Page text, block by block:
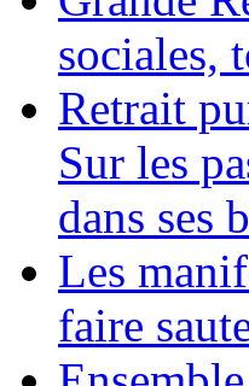
sociales,
Retrait
Sur les
dans ses
Les
faire